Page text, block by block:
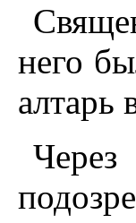
него
алтарь